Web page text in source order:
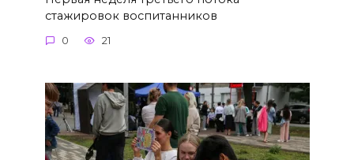
стажировок воспитанников
0 21